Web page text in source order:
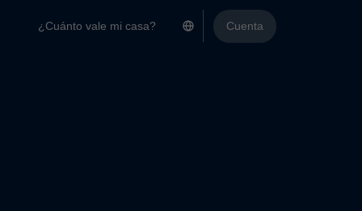
¿Cuánto vale mi casa? Cuenta